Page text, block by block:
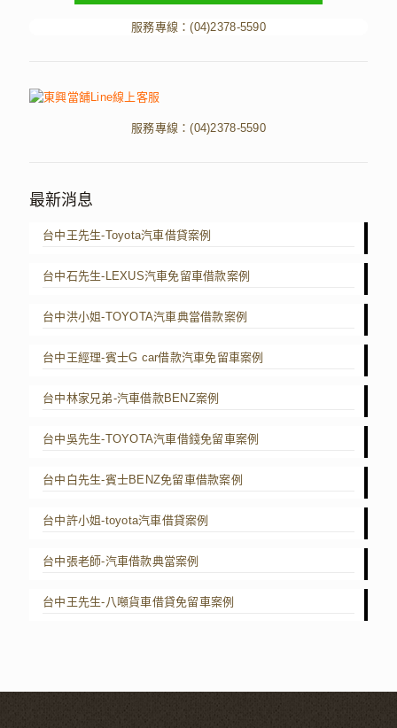
服務專線：(04)2378-5590
服務專線：(04)2378-5590
最新消息
台中王先生-Toyota汽車借貸案例
台中石先生-LEXUS汽車免留車借款案例
台中洪小姐-TOYOTA汽車典當借款案例
台中王經理-賓士G car借款汽車免留車案例
台中林家兄弟-汽車借款BENZ案例
台中吳先生-TOYOTA汽車借錢免留車案例
台中白先生-賓士BENZ免留車借款案例
台中許小姐-toyota汽車借貸案例
台中張老師-汽車借款典當案例
台中王先生-八噸貨車借貸免留車案例